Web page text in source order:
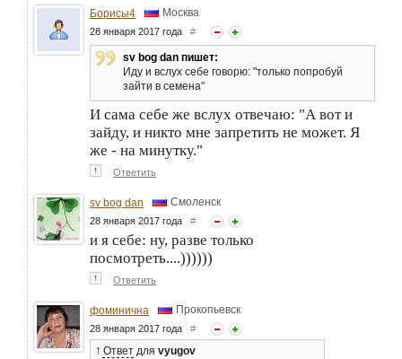
Борисы4 Москва
28 января 2017 года #
sv bog dan пишет:
Иду и вслух себе говорю: "только попробуй
зайти в семена"
И сама себе же вслух отвечаю: "А вот и
зайду, и никто мне запретить не может. Я
же - на минутку."
↑ Ответить
sv bog dan Смоленск
28 января 2017 года #
и я себе: ну, разве только
посмотреть....))))))
↑ Ответить
фоминична Прокопьевск
28 января 2017 года #
↑ Ответ для vyugov